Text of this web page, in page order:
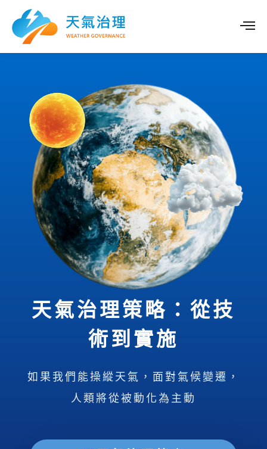
天氣治理策略：從技
術到實施
如果我們能操縱天氣，面對氣候變遷，
人類將從被動化為主動